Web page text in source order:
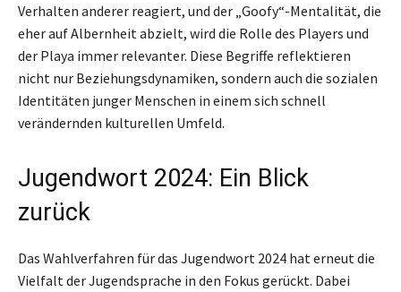
Verhalten anderer reagiert, und der „Goofy“-Mentalität, die
eher auf Albernheit abzielt, wird die Rolle des Players und
der Playa immer relevanter. Diese Begriffe reflektieren
nicht nur Beziehungsdynamiken, sondern auch die sozialen
Identitäten junger Menschen in einem sich schnell
verändernden kulturellen Umfeld.
Jugendwort 2024: Ein Blick
zurück
Das Wahlverfahren für das Jugendwort 2024 hat erneut die
Vielfalt der Jugendsprache in den Fokus gerückt. Dabei